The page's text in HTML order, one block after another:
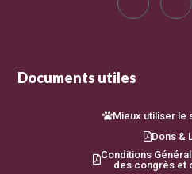
Documents utiles
Mieux utiliser le
Dons &
Conditions
des congrès et